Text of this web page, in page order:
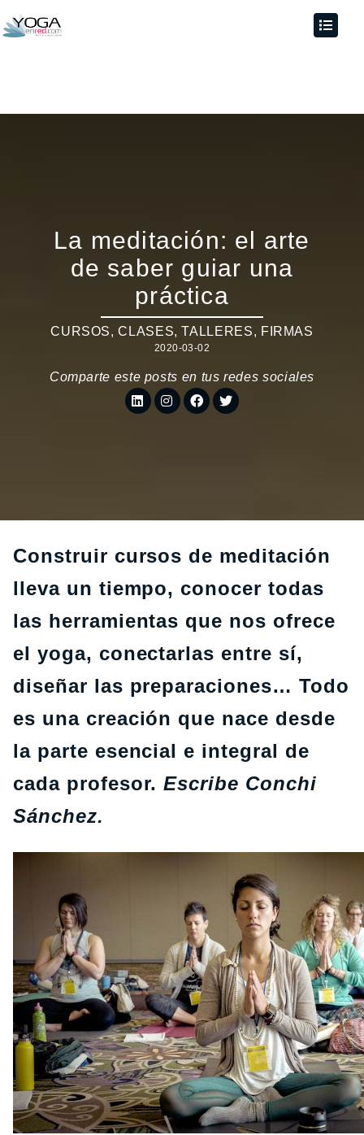
La meditación: el arte
de saber guiar una
práctica
CURSOS, CLASES, TALLERES, FIRMAS
2020-03-02
Comparte este posts en tus redes sociales
Construir cursos de meditación
lleva un tiempo, conocer todas
las herramientas que nos ofrece
el yoga, conectarlas entre sí,
diseñar las preparaciones… Todo
es una creación que nace desde
la parte esencial e integral de
cada profesor.Escribe Conchi
Sánchez.